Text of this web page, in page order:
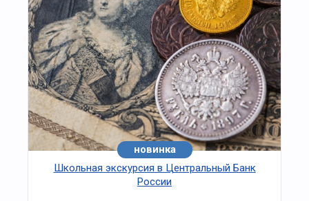
новинка
Школьная экскурсия в Центральный Банк
России